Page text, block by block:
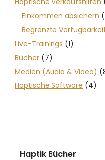
Einkommen absichern
Begrenzte Verfügbarkeit
Live-Trainings (1)
Bücher (7)
Medien (Audio & Video)
Haptische Software (4)
Haptik Bücher